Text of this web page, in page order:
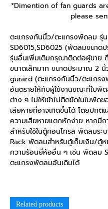
*Dimention of fan guards
please
ตะแกรงกันนิ้ว/ตะแกรงพัดลม รุ่น
SD6015,SD6025 (พัดลมขนาด
รุ่นอื่นเพิ่มเติมกรุณาติดต่อผู้ขาย
ขนาดเล็กมาก ขนาดประมาณ 2
gurard (ตะแกรงกันนิ้ว/ตะแกร
อันตรายให้กับผู้ใช้งานขณะที่ใบ
ต่าง ๆ ไม่ให้เข้าไปติดขัดในใบพั
เสียหายที่อาจเกิดขึ้นได้ โดยปก
ความเสียหายแตกหักง่าย หากมี
สำหรับใช้ในตู้คอนโทรล พัดลมระ
Rack พัดลมสำหรับตู้เก็บเงิน/ตู้
ความร้อนยี่ห้ออื่น ๆ เช่น พัดลม
ตะแกรงพัดลมอันเดิมได้
Related products